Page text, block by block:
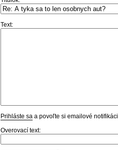
Text:
Prihláste sa a povoľte si emailové
Overovací text: